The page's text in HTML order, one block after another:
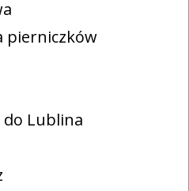
pierniczków
do Lublina